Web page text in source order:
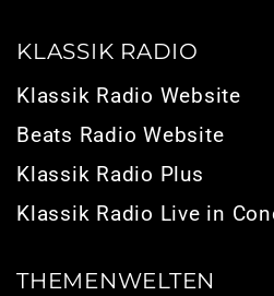
KLASSIK RADIO
Klassik Radio Website
Beats Radio Website
Klassik Radio Plus
Klassik Radio Live in
THEMENWELTEN